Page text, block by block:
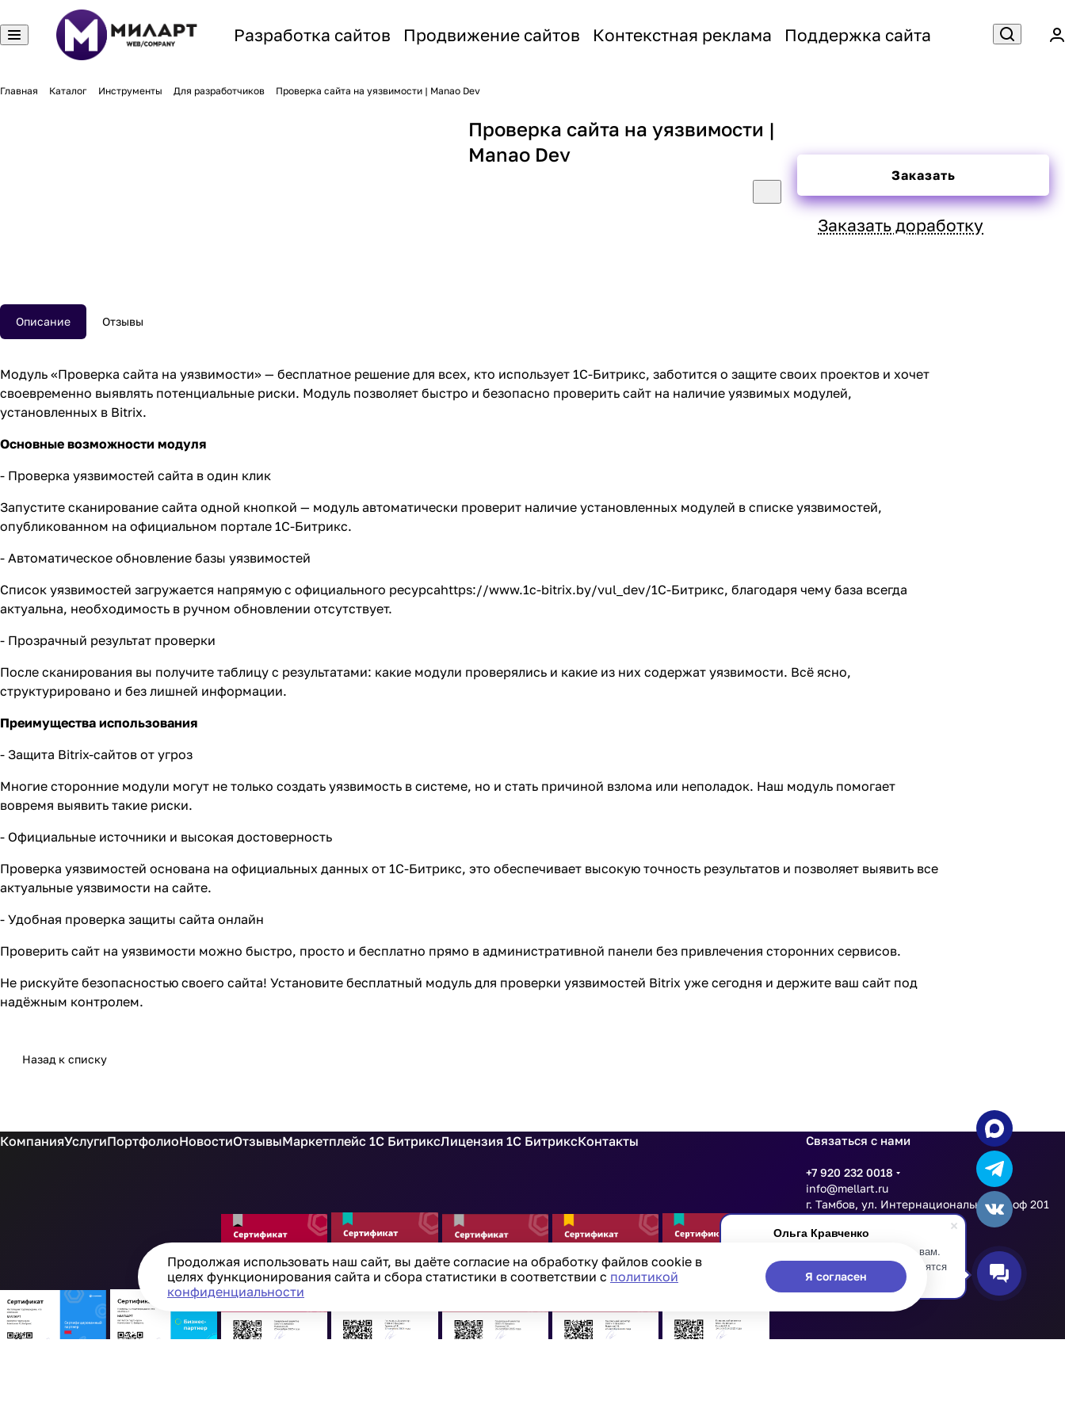
Ольга Кравченко
Здравствуйте! Готова помочь вам.
Напишите мне, если у вас появятся
вопросы.
Разработка сайтов Продвижение сайтов Контекстная реклама Поддержка сайта
Главная Каталог Инструменты Для разработчиков Проверка сайта на уязвимости | Manao Dev
Проверка сайта на уязвимости |
Manao Dev
Заказать
Заказать доработку
Описание Отзывы
Модуль «Проверка сайта на уязвимости» — бесплатное решение для всех, кто использует 1С-Битрикс, заботится о защите своих проектов и хочет
своевременно выявлять потенциальные риски. Модуль позволяет быстро и безопасно проверить сайт на наличие уязвимых модулей,
установленных в Bitrix.
Основные возможности модуля
- Проверка уязвимостей сайта в один клик
Запустите сканирование сайта одной кнопкой — модуль автоматически проверит наличие установленных модулей в списке уязвимостей,
опубликованном на официальном портале 1С-Битрикс.
- Автоматическое обновление базы уязвимостей
Список уязвимостей загружается напрямую с официального ресурсаhttps://www.1c-bitrix.by/vul_dev/1С-Битрикс, благодаря чему база всегда
актуальна, необходимость в ручном обновлении отсутствует.
- Прозрачный результат проверки
После сканирования вы получите таблицу с результатами: какие модули проверялись и какие из них содержат уязвимости. Всё ясно,
структурировано и без лишней информации.
Преимущества использования
- Защита Bitrix-сайтов от угроз
Многие сторонние модули могут не только создать уязвимость в системе, но и стать причиной взлома или неполадок. Наш модуль помогает
вовремя выявить такие риски.
- Официальные источники и высокая достоверность
Проверка уязвимостей основана на официальных данных от 1С-Битрикс, это обеспечивает высокую точность результатов и позволяет выявить все
актуальные уязвимости на сайте.
- Удобная проверка защиты сайта онлайн
Проверить сайт на уязвимости можно быстро, просто и бесплатно прямо в административной панели без привлечения сторонних сервисов.
Не рискуйте безопасностью своего сайта! Установите бесплатный модуль для проверки уязвимостей Bitrix уже сегодня и держите ваш сайт под
надёжным контролем.
Назад к списку
КомпанияУслугиПортфолиоНовостиОтзывыМаркетплейс 1С БитриксЛицензия 1С БитриксКонтакты Связаться с нами
+7 920 232 0018
info@mellart.ru
г. Тамбов, ул. Интернациональная 16 оф 201
Продолжая использовать наш сайт, вы даёте согласие на обработку файлов cookie в
целях функционирования сайта и сбора статистики в соответствии с политикой
конфиденциальности
Я согласен